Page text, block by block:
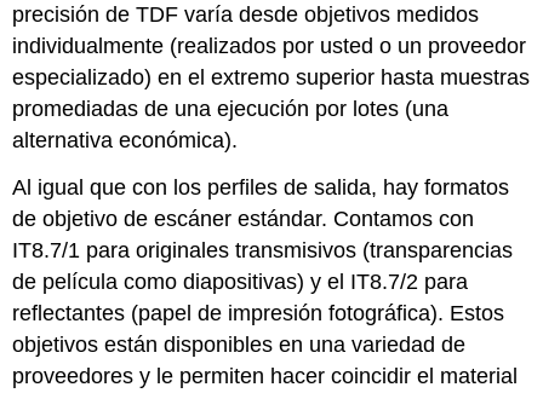
precisión de TDF varía desde objetivos medidos
individualmente (realizados por usted o un proveedor
especializado) en el extremo superior hasta muestras
promediadas de una ejecución por lotes (una
alternativa económica).
Al igual que con los perfiles de salida, hay formatos
de objetivo de escáner estándar. Contamos con
IT8.7/1 para originales transmisivos (transparencias
de película como diapositivas) y el IT8.7/2 para
reflectantes (papel de impresión fotográfica). Estos
objetivos están disponibles en una variedad de
proveedores y le permiten hacer coincidir el material